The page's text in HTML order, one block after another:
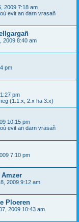
2009 7:18 am
evit an darn vrasañ
2009 8:40 am
pm
pm
(1.1.x, 2.x ha 3.x)
10:15 pm
evit an darn vrasañ
7:10 pm
Amzer
2009 9:12 am
Ploeren
2009 10:43 am